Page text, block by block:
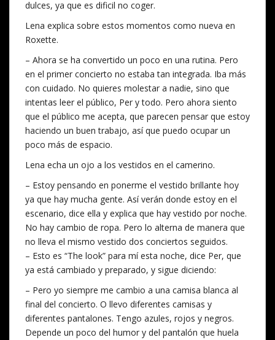
dulces, ya que es dificil no coger.
Lena explica sobre estos momentos como nueva en
Roxette.
– Ahora se ha convertido un poco en una rutina. Pero
en el primer concierto no estaba tan integrada. Iba más
con cuidado. No quieres molestar a nadie, sino que
intentas leer el público, Per y todo. Pero ahora siento
que el público me acepta, que parecen pensar que estoy
haciendo un buen trabajo, así que puedo ocupar un
poco más de espacio.
Lena echa un ojo a los vestidos en el camerino.
– Estoy pensando en ponerme el vestido brillante hoy
ya que hay mucha gente. Así verán donde estoy en el
escenario, dice ella y explica que hay vestido por noche.
No hay cambio de ropa. Pero lo alterna de manera que
no lleva el mismo vestido dos conciertos seguidos.
– Esto es “The look” para mí esta noche, dice Per, que
ya está cambiado y preparado, y sigue diciendo:
– Pero yo siempre me cambio a una camisa blanca al
final del concierto. O llevo diferentes camisas y
diferentes pantalones. Tengo azules, rojos y negros.
Depende un poco del humor y del pantalón que huela